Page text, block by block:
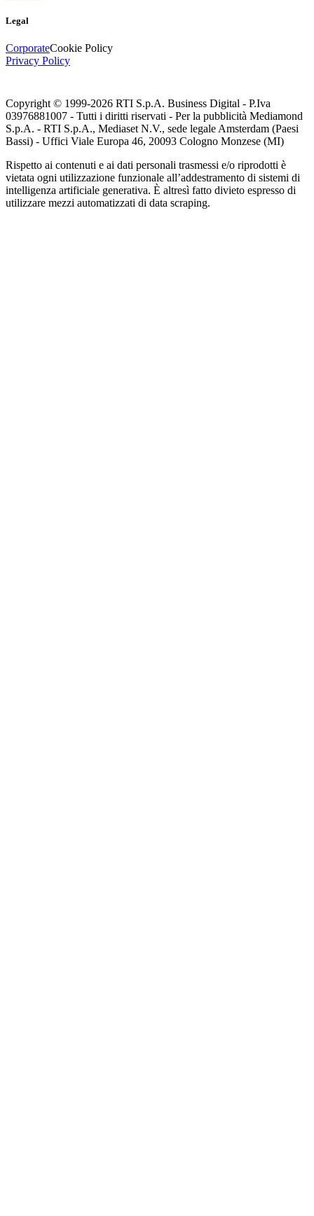
Legal
CorporateCookie Policy
Privacy Policy
Copyright © 1999-2026 RTI S.p.A. Business Digital - P.Iva
03976881007 - Tutti i diritti riservati - Per la pubblicità Mediamond
S.p.A. - RTI S.p.A., Mediaset N.V., sede legale Amsterdam (Paesi
Bassi) - Uffici Viale Europa 46, 20093 Cologno Monzese (MI)
Rispetto ai contenuti e ai dati personali trasmessi e/o riprodotti è
vietata ogni utilizzazione funzionale all’addestramento di sistemi di
intelligenza artificiale generativa. È altresì fatto divieto espresso di
utilizzare mezzi automatizzati di data scraping.